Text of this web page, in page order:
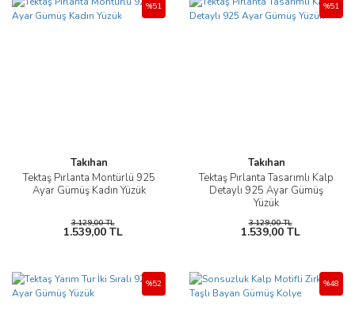
Takıhan
Tektaş Pırlanta Montürlü 925
Ayar Gümüş Kadın Yüzük
%51
3.129,00 TL
1.539,00 TL
Takıhan
Tektaş Pırlanta Tasarımlı Kalp
Detaylı 925 Ayar Gümüş
Yüzük
%51
3.129,00 TL
1.539,00 TL
%52 %48